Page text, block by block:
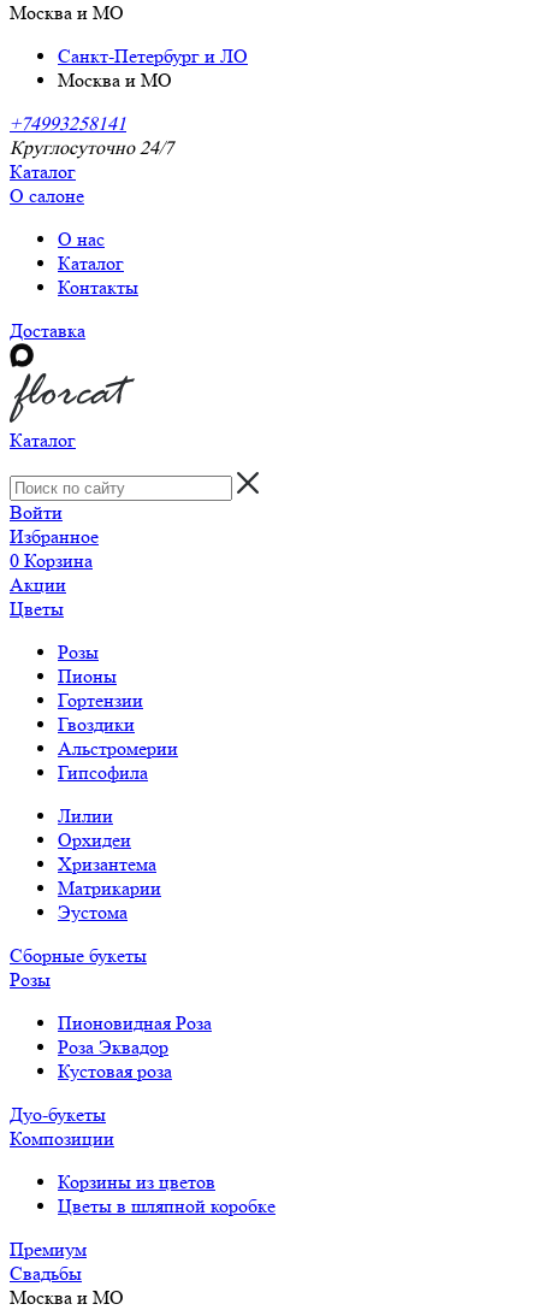
Москва и МО
Санкт-Петербург и ЛО
Москва и МО
+74993258141
Круглосуточно 24/7
Каталог
О салоне
О нас
Каталог
Контакты
Доставка
Каталог
Войти
Избранное
0 Корзина
Акции
Цветы
Розы
Пионы
Гортензии
Гвоздики
Альстромерии
Гипсофила
Лилии
Орхидеи
Хризантема
Матрикарии
Эустома
Сборные букеты
Розы
Пионовидная Роза
Роза Эквадор
Кустовая роза
Дуо-букеты
Композиции
Корзины из цветов
Цветы в шляпной коробке
Премиум
Свадьбы
Москва и МО